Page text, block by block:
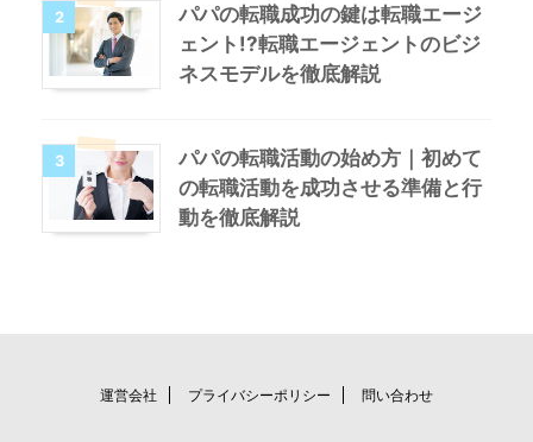
2
パパの転職成功の鍵は転職エージ
ェント!?転職エージェントのビジ
ネスモデルを徹底解説
3
パパの転職活動の始め方｜初めて
の転職活動を成功させる準備と行
動を徹底解説
運営会社 プライバシーポリシー 問い合わせ